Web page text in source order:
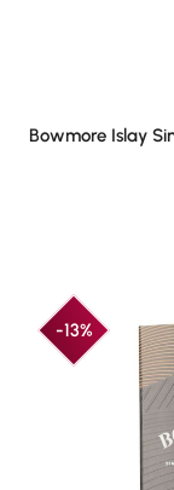
Average rating
Bowmore Islay
-13%